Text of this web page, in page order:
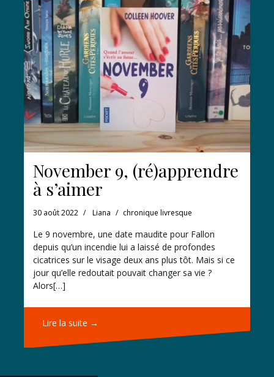
November 9, (ré)apprendre
à s’aimer
30 août 2022 Liana chronique livresque
Le 9 novembre, une date maudite pour Fallon
depuis qu’un incendie lui a laissé de profondes
cicatrices sur le visage deux ans plus tôt. Mais si ce
jour qu’elle redoutait pouvait changer sa vie ?
Alors[…]
Lire la suite →